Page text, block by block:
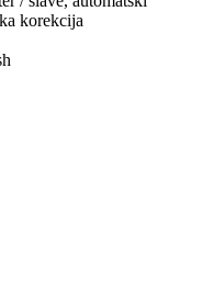
korekcija